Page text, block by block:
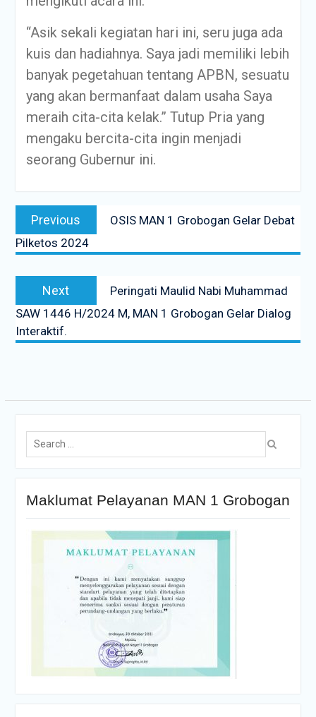
“Asik sekali kegiatan hari ini, seru juga ada
kuis dan hadiahnya. Saya jadi memiliki lebih
banyak pegetahuan tentang APBN, sesuatu
yang akan bermanfaat dalam usaha Saya
meraih cita-cita kelak.” Tutup Pria yang
mengaku bercita-cita ingin menjadi
seorang Gubernur ini.
Previous
OSIS MAN 1 Grobogan Gelar Debat
Pilketos 2024
Next
Peringati Maulid Nabi Muhammad
SAW 1446 H/2024 M, MAN 1 Grobogan Gelar Dialog
Interaktif.
Maklumat Pelayanan MAN 1 Grobogan